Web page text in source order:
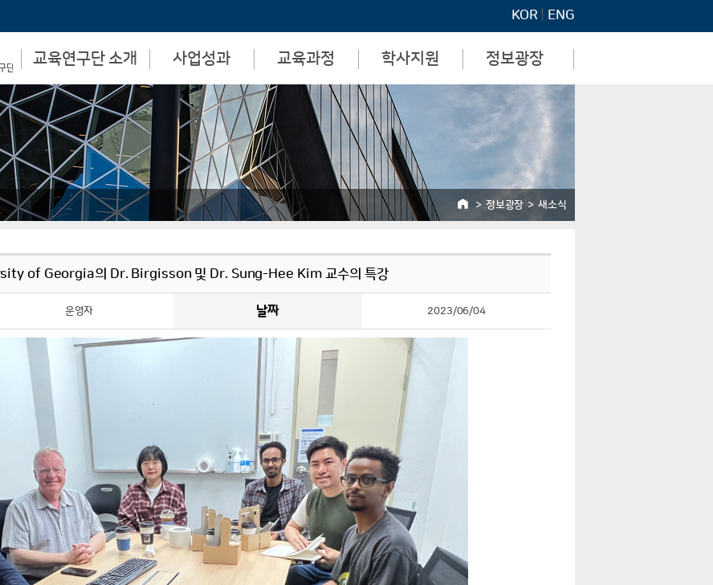
KOR ENG
단
교육연구단 소개
비전 및 목표
학과장 인사말
교육 연구단장 인사말
사업 참여자
사업단 신청서
사업성과
논문 및 저서
특허 및 기술이전
산학협력
교육과정
교육 목표
교육 과정
학사지원
일반전형 지원 절차 및
학사 일정
교과 과정
지원제도
정보광장
교육연구단 운영 규정
정보광장 새소식
of Georgia의 Dr. Birgisson 및 Dr. Sung-Hee Kim 교수의 특강
운영자 날짜 2023/06/04